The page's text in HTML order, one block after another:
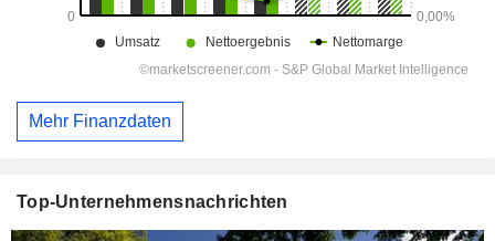
Mehr Finanzdaten
Top-Unternehmensnachrichten